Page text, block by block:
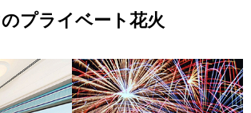
プライベート花火